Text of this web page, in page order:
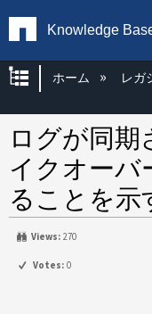
Knowledge
グローバル
ホーム レガ
ログが同
イクオーバ
ることを示
Views: 270
Votes: 0